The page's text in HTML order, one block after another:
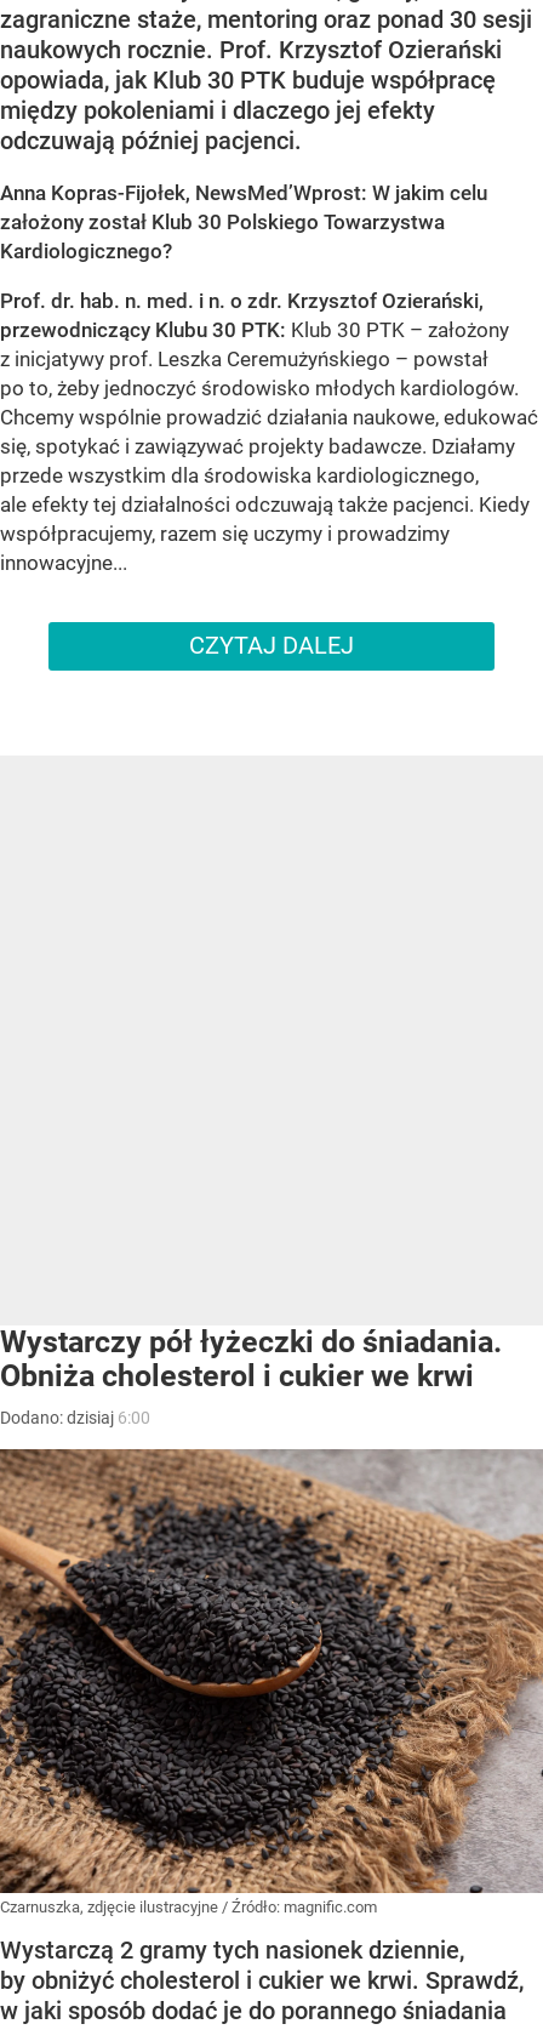
zagraniczne staże, mentoring oraz ponad 30 sesji
naukowych rocznie. Prof. Krzysztof Ozierański
opowiada, jak Klub 30 PTK buduje współpracę
między pokoleniami i dlaczego jej efekty
odczuwają później pacjenci.
Anna Kopras-Fijołek, NewsMed’Wprost: W jakim celu
założony został Klub 30 Polskiego Towarzystwa
Kardiologicznego?
Prof. dr. hab. n. med. i n. o zdr. Krzysztof Ozierański,
przewodniczący Klubu 30 PTK: Klub 30 PTK – założony
z inicjatywy prof. Leszka Ceremużyńskiego – powstał
po to, żeby jednoczyć środowisko młodych kardiologów.
Chcemy wspólnie prowadzić działania naukowe, edukować
się, spotykać i zawiązywać projekty badawcze. Działamy
przede wszystkim dla środowiska kardiologicznego,
ale efekty tej działalności odczuwają także pacjenci. Kiedy
współpracujemy, razem się uczymy i prowadzimy
innowacyjne...
CZYTAJ DALEJ
Wystarczy pół łyżeczki do śniadania.
Obniża cholesterol i cukier we krwi
Dodano:dzisiaj 6:00
Czarnuszka, zdjęcie ilustracyjne / Źródło: magnific.com
Wystarczą 2 gramy tych nasionek dziennie,
by obniżyć cholesterol i cukier we krwi. Sprawdź,
w jaki sposób dodać je do porannego śniadania